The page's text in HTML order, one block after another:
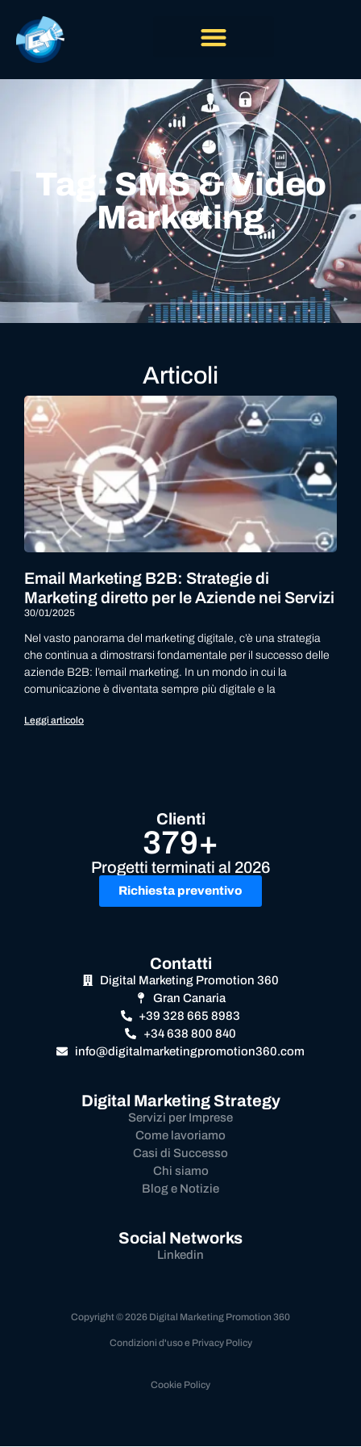
Tag: SMS & Video
Marketing
Articoli
Email Marketing B2B: Strategie di
Marketing diretto per le Aziende nei Servizi
30/01/2025
Nel vasto panorama del marketing digitale, c’è una strategia
che continua a dimostrarsi fondamentale per il successo delle
aziende B2B: l’email marketing. In un mondo in cui la
comunicazione è diventata sempre più digitale e la
Leggi articolo
Clienti
379+
Progetti terminati al 2026
Richiesta preventivo
Contatti
Digital Marketing Promotion 360
Gran Canaria
+39 328 665 8983
+34 638 800 840
info@digitalmarketingpromotion360.com
Digital Marketing Strategy
Servizi per Imprese
Come lavoriamo
Casi di Successo
Chi siamo
Blog e Notizie
Social Networks
Linkedin
Copyright © 2026 Digital Marketing Promotion 360
Condizioni d'uso e Privacy Policy
Cookie Policy